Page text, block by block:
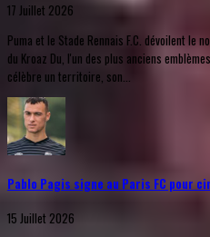
17 Juillet 2026
Puma et le Stade Rennais F.C. dévoilent le
du Kroaz Du, l'un des plus anciens
célèbre un territoire, son...
Pablo Pagis signe au Paris FC pour
15 Juillet 2026